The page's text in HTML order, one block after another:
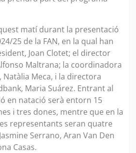
matí durant la presentació
25 de la FAN, en la qual han
Joan Clotet; el director
Maltrana; la coordinadora
Meca, i la directora
Maria Suárez. Entrant al
en natació serà entorn 15
i tres dones, mentre que en la
representants seran quatre
Serrano, Aran Van Den
Casas.